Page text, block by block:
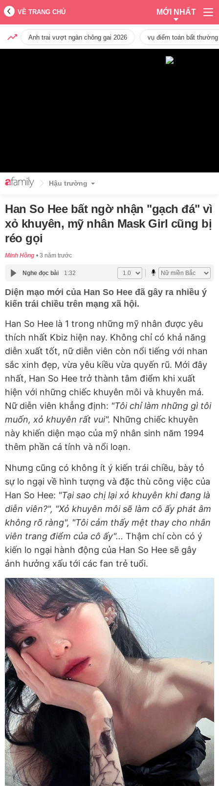
VỀ TRANG CHỦ MỚI NHẤT
Anh trai vượt ngàn chông gai 2026 vụ điểm toán bất
Hậu trường
Han So Hee bất ngờ nhận "gạch đá" vì
xỏ khuyên, mỹ nhân Mask Girl cũng bị
réo gọi
Minh Hồng 3 năm trước
Nghe đọc bài 1:32
Diện mạo mới của Han So Hee đã gây ra nhiều ý
kiến trái chiều trên mạng xã hội.
Han So Hee là 1 trong những mỹ nhân được yêu
thích nhất Kbiz hiện nay. Không chỉ có khả năng
diễn xuất tốt, nữ diễn viên còn nổi tiếng với nhan
sắc xinh đẹp, vừa yêu kiều vừa quyến rũ. Mới đây
nhất, Han So Hee trở thành tâm điểm khi xuất
hiện với những chiếc khuyên môi và khuyên má.
Nữ diễn viên khẳng định: "Tôi chỉ làm những gì tôi
muốn, xỏ khuyên rất vui". Những chiếc khuyên
này khiến diện mạo của mỹ nhân sinh năm 1994
thêm phần cá tính và nổi loạn.
Nhưng cũng có không ít ý kiến trái chiều, bày tỏ
sự lo ngại về hình tượng và đặc thù công việc của
Han So Hee: "Tại sao chị lại xỏ khuyên khi đang là
diễn viên?", "Xỏ khuyên môi sẽ làm cô ấy phát âm
không rõ ràng", "Tôi cảm thấy mệt thay cho nhân
viên trang điểm của cô ấy"... Thậm chí còn có ý
kiến lo ngại hành động của Han So Hee sẽ gây
ảnh hưởng xấu tới các fan trẻ tuổi.